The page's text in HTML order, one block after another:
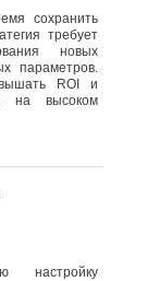
сохранить
требует
новых
параметров.
ROI и
на высоком
настройку